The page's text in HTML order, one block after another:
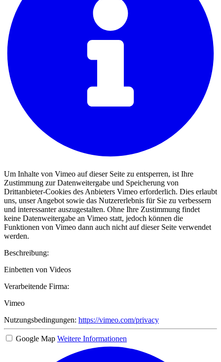
Um Inhalte von Vimeo auf dieser Seite zu entsperren, ist Ihre
Zustimmung zur Datenweitergabe und Speicherung von
Drittanbieter-Cookies des Anbieters Vimeo erforderlich. Dies erlaubt
uns, unser Angebot sowie das Nutzererlebnis für Sie zu verbessern
und interessanter auszugestalten. Ohne Ihre Zustimmung findet
keine Datenweitergabe an Vimeo statt, jedoch können die
Funktionen von Vimeo dann auch nicht auf dieser Seite verwendet
werden.
Beschreibung:
Einbetten von Videos
Verarbeitende Firma:
Vimeo
Nutzungsbedingungen: https://vimeo.com/privacy
Google Map Weitere Informationen